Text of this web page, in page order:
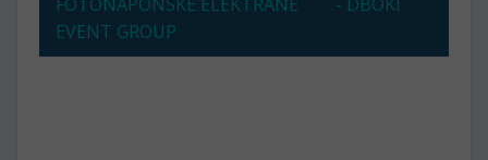
EVENT GROUP